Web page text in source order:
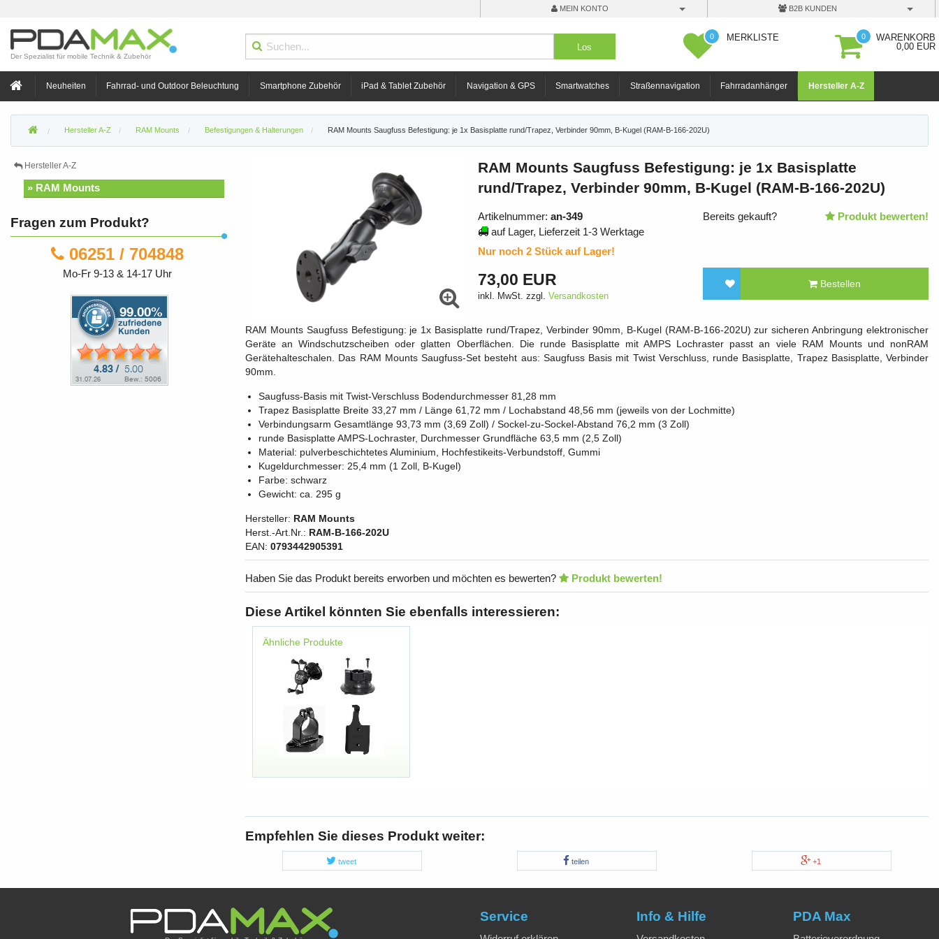
MEIN KONTO B2B KUNDEN
Der Spezialist für mobile Technik & Zubehör
0 MERKLISTE 0
WARENKORB
0,00 EUR
Neuheiten Fahrrad- und Outdoor Beleuchtung Smartphone Zubehör iPad & Tablet Zubehör Navigation & GPS Smartwatches Straßennavigation Fahrradanhänger Hersteller A-Z
Hersteller A-Z RAM Mounts Befestigungen & Halterungen RAM Mounts Saugfuss Befestigung: je 1x Basisplatte rund/Trapez, Verbinder 90mm, B-Kugel (RAM-B-166-202U)
RAM Mounts Saugfuss Befestigung: je 1x Basisplatte
rund/Trapez, Verbinder 90mm, B-Kugel (RAM-B-166-202U)
Artikelnummer: an-349
auf Lager, Lieferzeit 1-3 Werktage
Nur noch 2 Stück auf Lager!
Bereits gekauft? Produkt bewerten!
73,00 EUR
inkl. MwSt. zzgl. Versandkosten
Bestellen
RAM Mounts Saugfuss Befestigung: je 1x Basisplatte rund/Trapez, Verbinder 90mm, B-Kugel (RAM-B-166-202U) zur sicheren Anbringung elektronischer
Geräte an Windschutzscheiben oder glatten Oberflächen. Die runde Basisplatte mit AMPS Lochraster passt an viele RAM Mounts und nonRAM
Gerätehalteschalen. Das RAM Mounts Saugfuss-Set besteht aus: Saugfuss Basis mit Twist Verschluss, runde Basisplatte, Trapez Basisplatte, Verbinder
90mm.
Saugfuss-Basis mit Twist-Verschluss Bodendurchmesser 81,28 mm
Trapez Basisplatte Breite 33,27 mm / Länge 61,72 mm / Lochabstand 48,56 mm (jeweils von der Lochmitte)
Verbindungsarm Gesamtlänge 93,73 mm (3,69 Zoll) / Sockel-zu-Sockel-Abstand 76,2 mm (3 Zoll)
runde Basisplatte AMPS-Lochraster, Durchmesser Grundfläche 63,5 mm (2,5 Zoll)
Material: pulverbeschichtetes Aluminium, Hochfestikeits-Verbundstoff, Gummi
Kugeldurchmesser: 25,4 mm (1 Zoll, B-Kugel)
Farbe: schwarz
Gewicht: ca. 295 g
Hersteller: RAM Mounts
Herst.-Art.Nr.: RAM-B-166-202U
EAN: 0793442905391
Haben Sie das Produkt bereits erworben und möchten es bewerten? Produkt bewerten!
Diese Artikel könnten Sie ebenfalls interessieren:
Ähnliche Produkte
Empfehlen Sie dieses Produkt weiter:
tweet teilen +1
Hersteller A-Z
» RAM Mounts
Fragen zum Produkt?
06251 / 704848
Mo-Fr 9-13 & 14-17 Uhr
Service Info & Hilfe PDA Max